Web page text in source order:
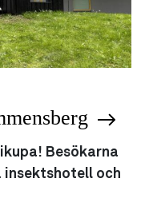
Besökarna
insektshotell och